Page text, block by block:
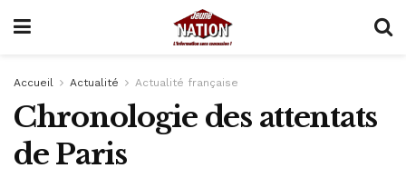
Accueil Actualité Actualité française
Chronologie des attentats
de Paris